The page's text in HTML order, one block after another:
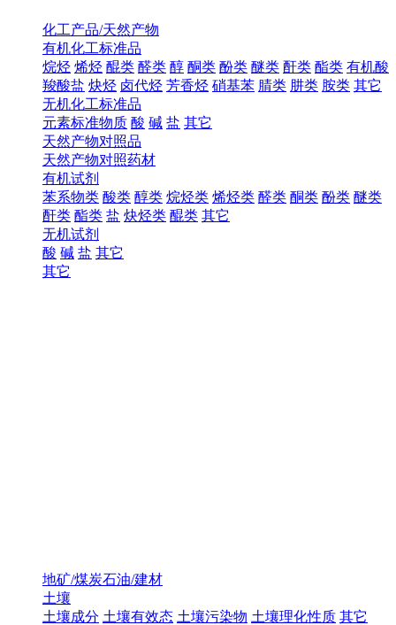
化工产品/天然产物
有机化工标准品
烷烃 烯烃 醌类 醛类 醇 酮类 酚类 醚类 酐类 酯类 有机酸
羧酸盐 炔烃 卤代烃 芳香烃 硝基苯 腈类 肼类 胺类 其它
无机化工标准品
元素标准物质 酸 碱 盐 其它
天然产物对照品
天然产物对照药材
有机试剂
苯系物类 酸类 醇类 烷烃类 烯烃类 醛类 酮类 酚类 醚类
酐类 酯类 盐 炔烃类 醌类 其它
无机试剂
酸 碱 盐 其它
其它
地矿/煤炭石油/建材
土壤
土壤成分 土壤有效态 土壤污染物 土壤理化性质 其它